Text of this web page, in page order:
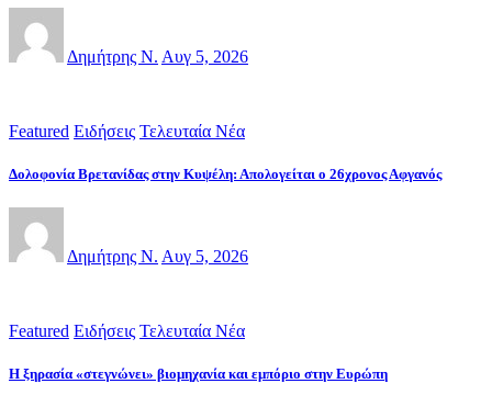
Δημήτρης Ν. Αυγ 5, 2026
Featured Ειδήσεις Τελευταία Νέα
Δολοφονία Βρετανίδας στην Κυψέλη: Απολογείται ο 26χρονος Αφγανός
Δημήτρης Ν. Αυγ 5, 2026
Featured Ειδήσεις Τελευταία Νέα
Η ξηρασία «στεγνώνει» βιομηχανία και εμπόριο στην Ευρώπη